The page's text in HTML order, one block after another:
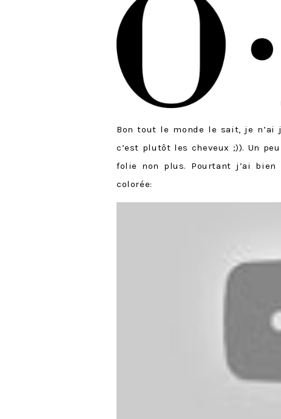
Bon tout le monde le sait, je n’ai
c’est plutôt les cheveux ;)). Un
folie non plus. Pourtant j’ai
colorée: